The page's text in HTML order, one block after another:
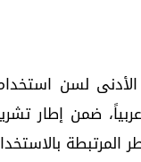
الأدنى لسن
نوعها عربياً، ضمن